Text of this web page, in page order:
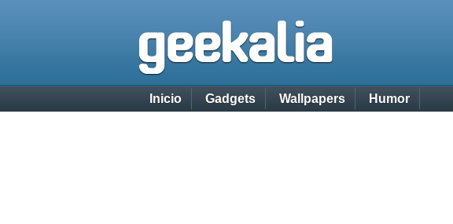
Inicio Gadgets Wallpapers Humor